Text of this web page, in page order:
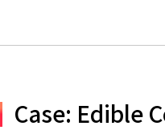
Case: Edible